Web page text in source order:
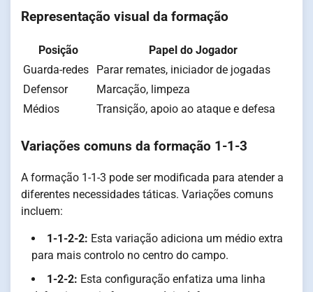
Representação visual da formação
Posição
Papel do Jogador
Guarda-redes
Parar remates, iniciador de jogadas
Defensor
Marcação, limpeza
Médios
Transição, apoio ao ataque e defesa
Variações comuns da formação 1-1-3
A formação 1-1-3 pode ser modificada para atender a
diferentes necessidades táticas. Variações comuns
incluem:
1-1-2-2: Esta variação adiciona um médio extra
para mais controlo no centro do campo.
1-2-2: Esta configuração enfatiza uma linha